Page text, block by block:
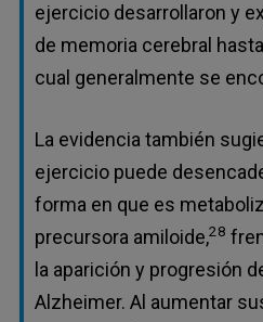
ejercicio desarrollaron y
de memoria cerebral hasta
cual generalmente se
La evidencia también
ejercicio puede
forma en que es
precursora amiloide,28
la aparición y progresión
Alzheimer. Al aumentar